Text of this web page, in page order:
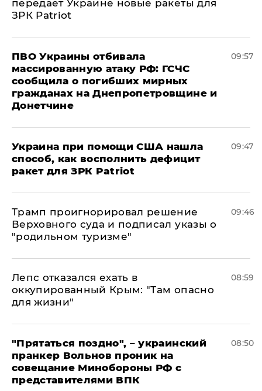
передает Украине новые ракеты для
ЗРК Patriot
ПВО Украины отбивала
массированную атаку РФ: ГСЧС
сообщила о погибших мирных
гражданах на Днепропетровщине и
Донетчине
09:57
Украина при помощи США нашла
способ, как восполнить дефицит
ракет для ЗРК Patriot
09:47
Трамп проигнорировал решение
Верховного суда и подписал указы о
"родильном туризме"
09:46
Лепс отказался ехать в
оккупированный Крым: "Там опасно
для жизни"
08:59
"Прятаться поздно", – украинский
пранкер Вольнов проник на
совещание Минобороны РФ с
представителями ВПК
08:50